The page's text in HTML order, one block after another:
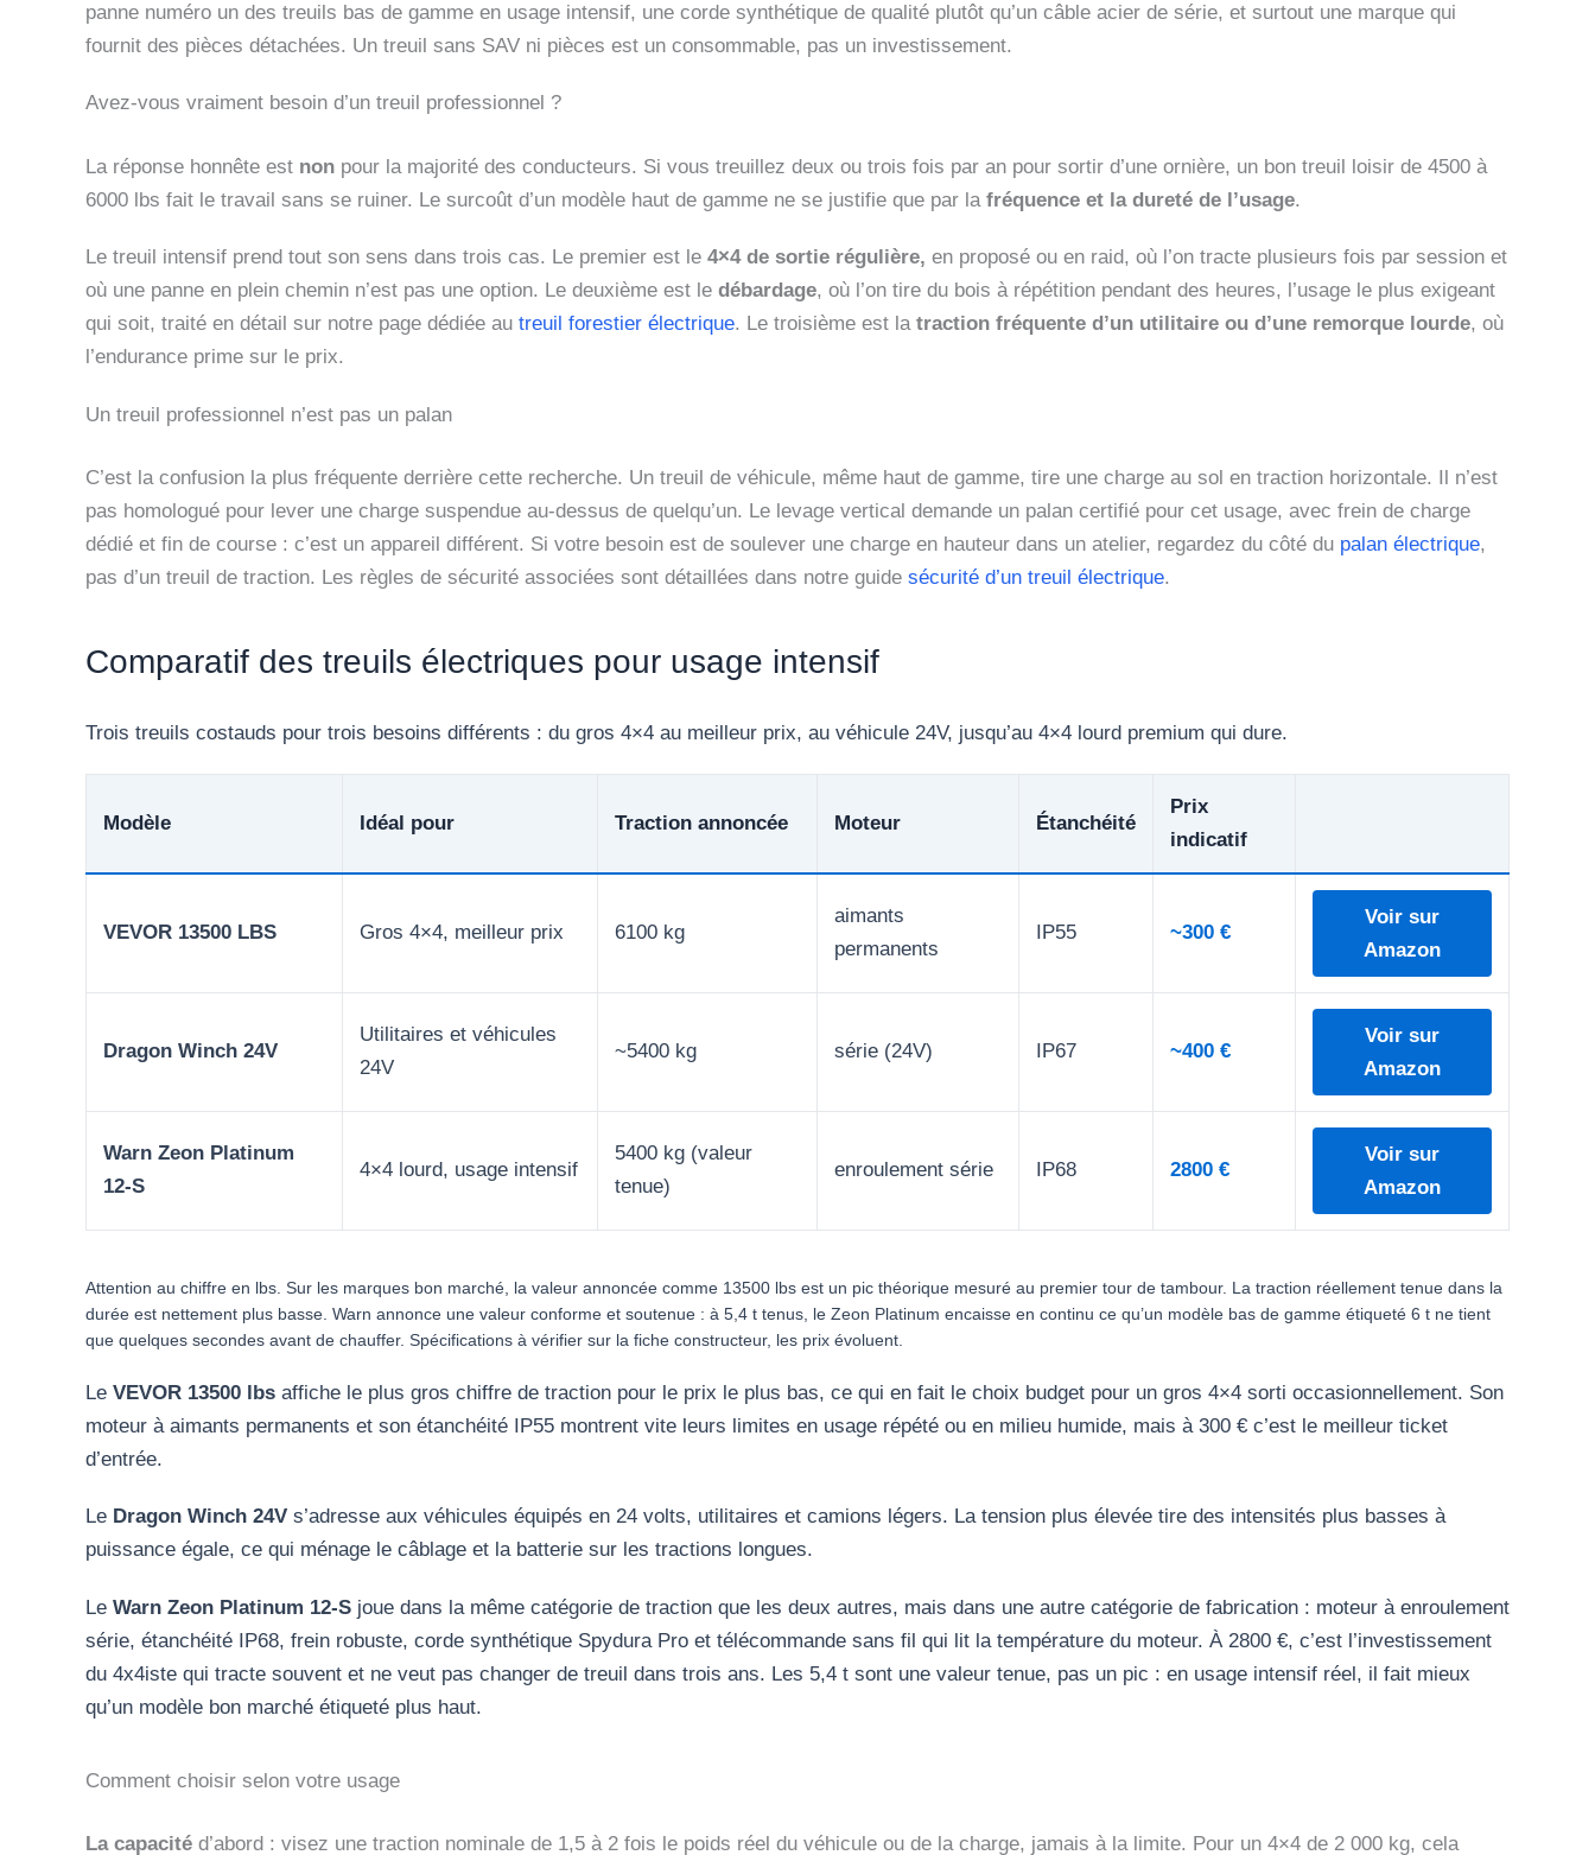
panne numéro un des treuils bas de gamme en usage intensif, une corde synthétique de qualité plutôt qu’un câble acier de série, et surtout une marque qui
fournit des pièces détachées. Un treuil sans SAV ni pièces est un consommable, pas un investissement.
Avez-vous vraiment besoin d’un treuil professionnel ?
La réponse honnête est non pour la majorité des conducteurs. Si vous treuillez deux ou trois fois par an pour sortir d’une ornière, un bon treuil loisir de 4500 à
6000 lbs fait le travail sans se ruiner. Le surcoût d’un modèle haut de gamme ne se justifie que par lafréquence et la dureté de l’usage.
Le treuil intensif prend tout son sens dans trois cas. Le premier est le 4×4 de sortie régulière, en proposé ou en raid, où l’on tracte plusieurs fois par session et
où une panne en plein chemin n’est pas une option. Le deuxième est le débardage, où l’on tire du bois à répétition pendant des heures, l’usage le plus exigeant
qui soit, traité en détail sur notre page dédiée au treuil forestier électrique. Le troisième est la traction fréquente d’un utilitaire ou d’une remorque lourde, où
l’endurance prime sur le prix.
Un treuil professionnel n’est pas un palan
C’est la confusion la plus fréquente derrière cette recherche. Un treuil de véhicule, même haut de gamme, tire une charge au sol en traction horizontale. Il n’est
pas homologué pour lever une charge suspendue au-dessus de quelqu’un. Le levage vertical demande un palan certifié pour cet usage, avec frein de charge
dédié et fin de course : c’est un appareil différent. Si votre besoin est de soulever une charge en hauteur dans un atelier, regardez du côté du palan électrique,
pas d’un treuil de traction. Les règles de sécurité associées sont détaillées dans notre guide sécurité d’un treuil électrique.
Comparatif des treuils électriques pour usage intensif
Trois treuils costauds pour trois besoins différents : du gros 4×4 au meilleur prix, au véhicule 24V, jusqu’au 4×4 lourd premium qui dure.
Modèle Idéal pour Traction annoncée Moteur Étanchéité
Prix
indicatif
VEVOR 13500 LBS Gros 4×4, meilleur prix 6100 kg
aimants
permanents
IP55 ~300 €
Voir sur
Amazon
Dragon Winch 24V
Utilitaires et véhicules
24V
~5400 kg série (24V) IP67 ~400 €
Voir sur
Amazon
Warn Zeon Platinum
12-S
4×4 lourd, usage intensif
5400 kg (valeur
tenue)
enroulement série IP68 2800 €
Voir sur
Amazon
Attention au chiffre en lbs. Sur les marques bon marché, la valeur annoncée comme 13500 lbs est un pic théorique mesuré au premier tour de tambour. La traction réellement tenue dans la
durée est nettement plus basse. Warn annonce une valeur conforme et soutenue : à 5,4 t tenus, le Zeon Platinum encaisse en continu ce qu’un modèle bas de gamme étiqueté 6 t ne tient
que quelques secondes avant de chauffer. Spécifications à vérifier sur la fiche constructeur, les prix évoluent.
Le VEVOR 13500 lbs affiche le plus gros chiffre de traction pour le prix le plus bas, ce qui en fait le choix budget pour un gros 4×4 sorti occasionnellement. Son
moteur à aimants permanents et son étanchéité IP55 montrent vite leurs limites en usage répété ou en milieu humide, mais à 300 € c’est le meilleur ticket
d’entrée.
Le Dragon Winch 24V s’adresse aux véhicules équipés en 24 volts, utilitaires et camions légers. La tension plus élevée tire des intensités plus basses à
puissance égale, ce qui ménage le câblage et la batterie sur les tractions longues.
Le Warn Zeon Platinum 12-S joue dans la même catégorie de traction que les deux autres, mais dans une autre catégorie de fabrication : moteur à enroulement
série, étanchéité IP68, frein robuste, corde synthétique Spydura Pro et télécommande sans fil qui lit la température du moteur. À 2800 €, c’est l’investissement
du 4x4iste qui tracte souvent et ne veut pas changer de treuil dans trois ans. Les 5,4 t sont une valeur tenue, pas un pic : en usage intensif réel, il fait mieux
qu’un modèle bon marché étiqueté plus haut.
Comment choisir selon votre usage
La capacité d’abord : visez une traction nominale de 1,5 à 2 fois le poids réel du véhicule ou de la charge, jamais à la limite. Pour un 4×4 de 2 000 kg, cela